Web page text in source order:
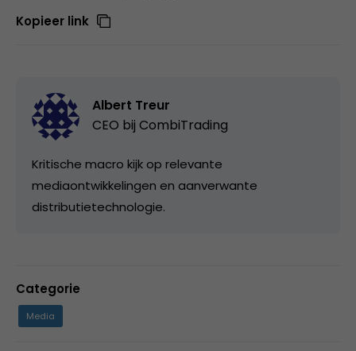
Kopieer link
Albert Treur
CEO bij CombiTrading
Kritische macro kijk op relevante
mediaontwikkelingen en aanverwante
distributietechnologie.
Categorie
Media